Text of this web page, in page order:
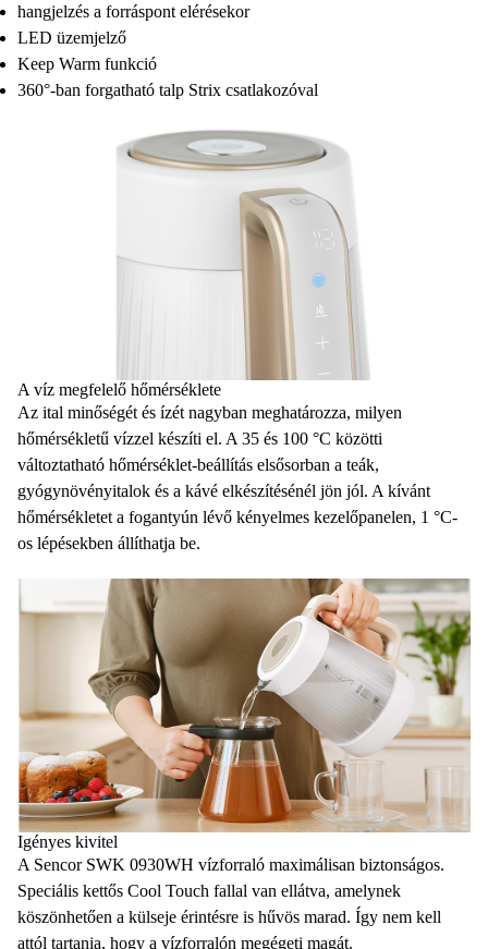
hangjelzés a forráspont elérésekor
LED üzemjelző
Keep Warm funkció
360°-ban forgatható talp Strix csatlakozóval
A víz megfelelő hőmérséklete
Az ital minőségét és ízét nagyban meghatározza, milyen
hőmérsékletű vízzel készíti el. A 35 és 100 °C közötti
változtatható hőmérséklet-beállítás elsősorban a teák,
gyógynövényitalok és a kávé elkészítésénél jön jól. A kívánt
hőmérsékletet a fogantyún lévő kényelmes kezelőpanelen, 1 °C-
os lépésekben állíthatja be.
Igényes kivitel
A Sencor SWK 0930WH vízforraló maximálisan biztonságos.
Speciális kettős Cool Touch fallal van ellátva, amelynek
köszönhetően a külseje érintésre is hűvös marad. Így nem kell
attól tartania, hogy a vízforralón megégeti magát.